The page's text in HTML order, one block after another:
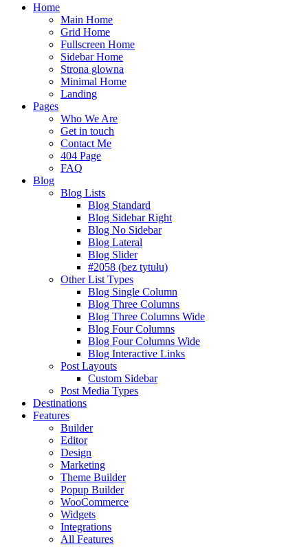
Home
Main Home
Grid Home
Fullscreen Home
Sidebar Home
Strona glowna
Minimal Home
Landing
Pages
Who We Are
Get in touch
Contact Me
404 Page
FAQ
Blog
Blog Lists
Blog Standard
Blog Sidebar Right
Blog No Sidebar
Blog Lateral
Blog Slider
#2058 (bez tytułu)
Other List Types
Blog Single Column
Blog Three Columns
Blog Three Columns Wide
Blog Four Columns
Blog Four Columns Wide
Blog Interactive Links
Post Layouts
Custom Sidebar
Post Media Types
Destinations
Features
Builder
Editor
Design
Marketing
Theme Builder
Popup Builder
WooCommerce
Widgets
Integrations
All Features